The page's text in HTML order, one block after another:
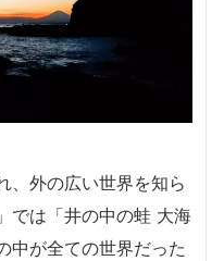
、外の広い世界を知ら
では「井の中の蛙 大海
中が全ての世界だった